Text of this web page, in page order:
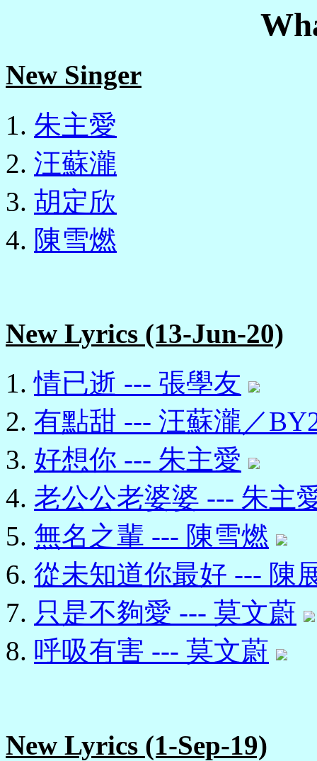
New Singer
朱主愛
汪蘇瀧
胡定欣
陳雪燃
New Lyrics (13-Jun-20)
情已逝 --- 張學友
有點甜 --- 汪蘇瀧／
好想你 --- 朱主愛
老公公老婆婆 --- 朱主
無名之輩 --- 陳雪燃
從未知道你最好 --- 陳
只是不夠愛 --- 莫文蔚
呼吸有害 --- 莫文蔚
New Lyrics (1-Sep-19)